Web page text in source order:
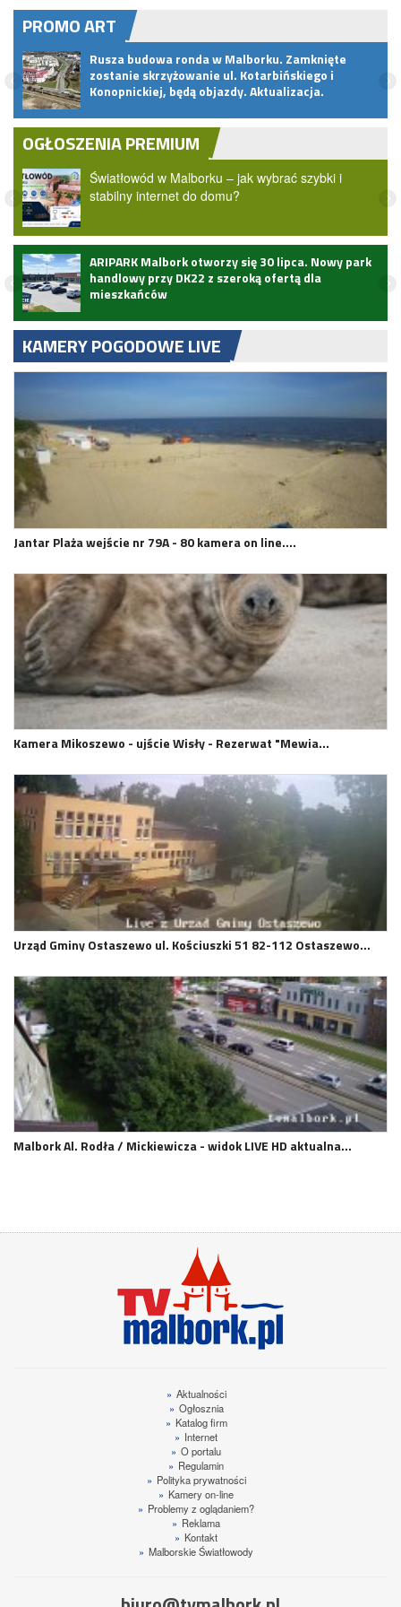
PROMO ART
Rusza budowa ronda w Malborku. Zamknięte
zostanie skrzyżowanie ul. Kotarbińskiego i
Konopnickiej, będą objazdy. Aktualizacja.
OGŁOSZENIA PREMIUM
Światłowód w Malborku – jak wybrać szybki i
stabilny internet do domu?
ARIPARK Malbork otworzy się 30 lipca. Nowy park
handlowy przy DK22 z szeroką ofertą dla
mieszkańców
KAMERY POGODOWE LIVE
Jantar Plaża wejście nr 79A - 80 kamera on line.…
Kamera Mikoszewo - ujście Wisły - Rezerwat "Mewia…
Urząd Gminy Ostaszewo ul. Kościuszki 51 82-112 Ostaszewo…
Malbork Al. Rodła / Mickiewicza - widok LIVE HD aktualna…
» Aktualności
» Ogłosznia
» Katalog firm
» Internet
» O portalu
» Regulamin
» Polityka prywatności
» Kamery on-line
» Problemy z oglądaniem?
» Reklama
» Kontakt
» Malborskie Światłowody